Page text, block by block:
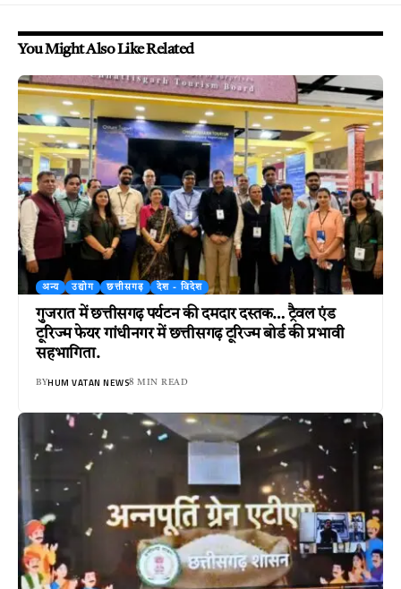
You Might Also Like Related
अन्य उद्योग छत्तीसगढ़ देश - विदेश
गुजरात में छत्तीसगढ़ पर्यटन की दमदार दस्तक… ट्रैवल एंड
टूरिज्म फेयर गांधीनगर में छत्तीसगढ़ टूरिज्म बोर्ड की प्रभावी
सहभागिता.
BYHUM VATAN NEWS8 MIN READ